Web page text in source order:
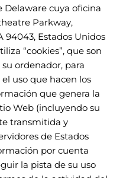
Delaware cuya oficina
Parkway,
94043, Estados Unidos
“cookies”, que son
ordenador, para
uso que hacen los
que genera la
Web (incluyendo su
transmitida y
de Estados
por cuenta
la pista de su uso